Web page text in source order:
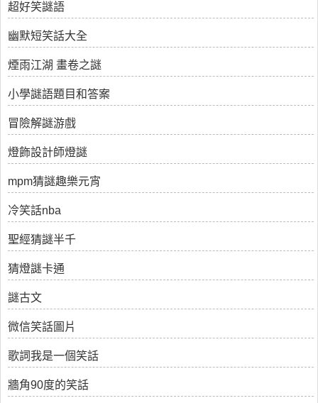
超好笑謎語
幽默短笑話大全
煙雨江湖 畫卷之謎
小學謎語題目和答案
冒險解謎游戲
燈飾設計師燈謎
mpm猜謎趣樂元宵
冷笑話nba
聖經猜謎半千
猜燈謎卡通
謎古文
微信笑話圖片
歌詞我是一個笑話
牆角90度的笑話